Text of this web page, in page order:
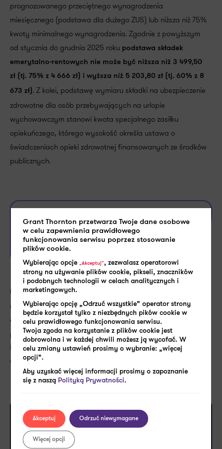
prognozowanego przeciętnego wynagrodzenia
miesięcznego (podstawa dla dużego ZUS) lub niższa niż 75%
kwoty minimalnego wynagrodzenia. Zgodnie z powyższym
od stycznia do grudnia 2025 roku podstawa składek
emerytalno-rentowych nie może być niższa niż 3 499,50
zł (tj. 75% z 4 666 zł) i wyższa niż 5 203,80 zł (tj. 60% z 8
673 zł) . Z kolei, podstawę wymiaru składki na ubezpieczenie
zdrowotne dla osób przebywających na urlopie
wychowawczym stanowi kwota specjalnego zasiłku
opiekuńczego, którego wysokość określa ustawa o
świadczeniach opieki zdrowotnej finansowanych ze środków
publicznych.
W 2025 roku kwota zasiłku nie uległa zmianie i
wynosi 620 zł.
Urlop wychowawczy to istotne uprawnienie, które umożliwia
rodzicom sprawowanie osobistej opieki nad dzieckiem przez
dłuższy czas. Korzystanie z niego uzależnione jest od
przestrzegania określonych zasad i terminów oraz
konieczności zadbania o kompletność wniosku i
wymaganych dokumentów.
Grant Thornton przetwarza Twoje dane osobowe
w celu zapewnienia prawidłowego
funkcjonowania serwisu poprzez stosowanie
plików cookie.
Wybierając opcje„Akceptuj”, zezwalasz operatorowi
strony na używanie plików cookie, pikseli, znaczników
i podobnych technologii w celach analitycznych i
marketingowych.
Wybierając opcję „Odrzuć wszystkie” operator strony
będzie korzystał tylko z niezbędnych pików cookie w
celu prawidłowego funkcjonowania serwisu.
Twoja zgoda na korzystanie z plików cookie jest
dobrowolna i w każdej chwili możesz ją wycofać. W
celu zmiany ustawień prosimy o wybranie: „więcej
opcji”.
Aby uzyskać więcej informacji prosimy o zapoznanie
się z naszą Polityką Prywatności.
Akceptuj Odrzuć niewymagane
Więcej opcji